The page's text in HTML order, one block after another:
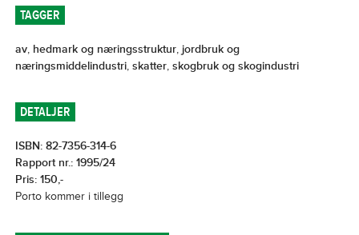
TAGGER
av, hedmark og næringsstruktur, jordbruk og
næringsmiddelindustri, skatter, skogbruk og skogindustri
DETALJER
ISBN: 82-7356-314-6
Rapport nr.: 1995/24
Pris: 150,-
Porto kommer i tillegg